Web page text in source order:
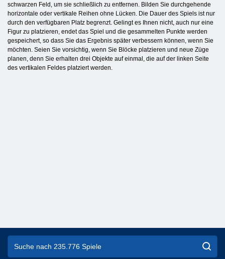
schwarzen Feld, um sie schließlich zu entfernen. Bilden Sie durchgehende
horizontale oder vertikale Reihen ohne Lücken. Die Dauer des Spiels ist nur
durch den verfügbaren Platz begrenzt. Gelingt es Ihnen nicht, auch nur eine
Figur zu platzieren, endet das Spiel und die gesammelten Punkte werden
gespeichert, so dass Sie das Ergebnis später verbessern können, wenn Sie
möchten. Seien Sie vorsichtig, wenn Sie Blöcke platzieren und neue Züge
planen, denn Sie erhalten drei Objekte auf einmal, die auf der linken Seite
des vertikalen Feldes platziert werden.